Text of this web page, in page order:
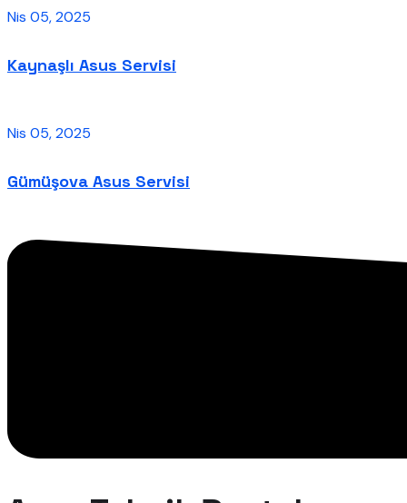
Nis 05, 2025
Kaynaşlı Asus Servisi
Nis 05, 2025
Gümüşova Asus Servisi